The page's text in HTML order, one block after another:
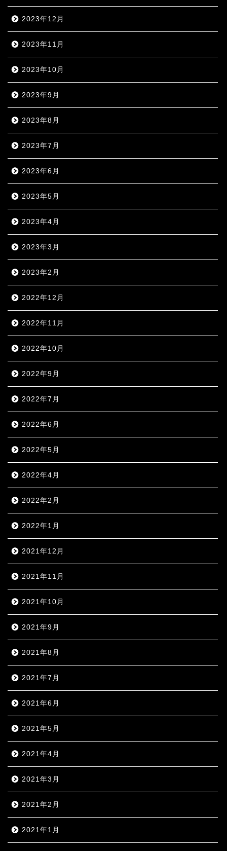
2023年12月
2023年11月
2023年10月
2023年9月
2023年8月
2023年7月
2023年6月
2023年5月
2023年4月
2023年3月
2023年2月
2022年12月
2022年11月
2022年10月
2022年9月
2022年7月
2022年6月
2022年5月
2022年4月
2022年2月
2022年1月
2021年12月
2021年11月
2021年10月
2021年9月
2021年8月
2021年7月
2021年6月
2021年5月
2021年4月
2021年3月
2021年2月
2021年1月